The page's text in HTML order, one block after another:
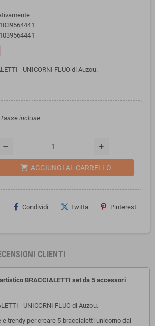
- UNICORNI FLUO di Auzou.
Tasse incluse
remove add
shopping_cart AGGIUNGI AL CARRELLO
Condividi Twitta Pinterest
CLIENTI
BRACCIALETTI set da 5 accessori
- UNICORNI FLUO di Auzou.
trendy per creare 5 braccialetti unicorno dai